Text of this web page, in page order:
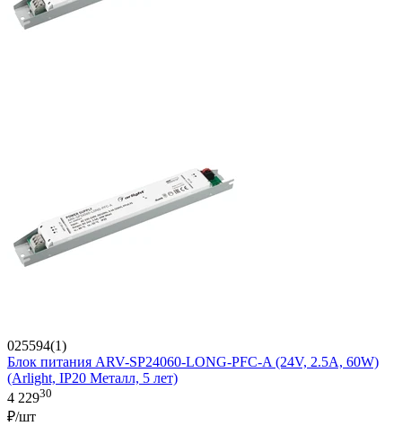
025594(1)
Блок питания ARV-SP24060-LONG-PFC-A (24V, 2.5A, 60W)
(Arlight, IP20 Металл, 5 лет)
4 22930
₽/шт